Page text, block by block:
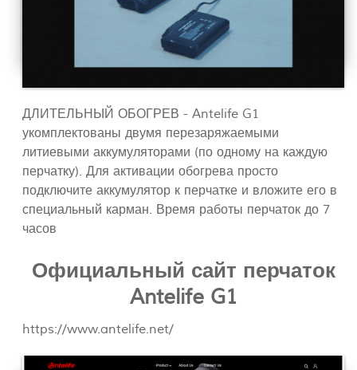
ДЛИТЕЛЬНЫЙ ОБОГРЕВ - Antelife G1
укомплектованы двумя перезаряжаемыми
литиевыми аккумуляторами (по одному на каждую
перчатку). Для активации обогрева просто
подключите аккумулятор к перчатке и вложите его в
специальный карман. Время работы перчаток до 7
часов
Официальный сайт перчаток
Antelife G1
https://www.antelife.net/